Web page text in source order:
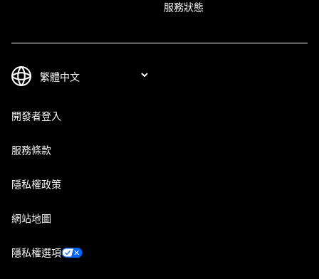
服務狀態
開發者登入
服務條款
隱私權政策
網站地圖
隱私權選項